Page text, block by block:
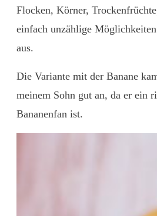
Flocken, Körner,
einfach unzählige
aus.
Die Variante mit der Banane
meinem Sohn gut an, da er ein
Bananenfan ist.